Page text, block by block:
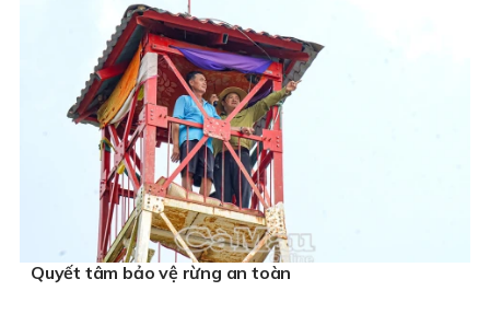
Quyết tâm bảo vệ rừng an toàn